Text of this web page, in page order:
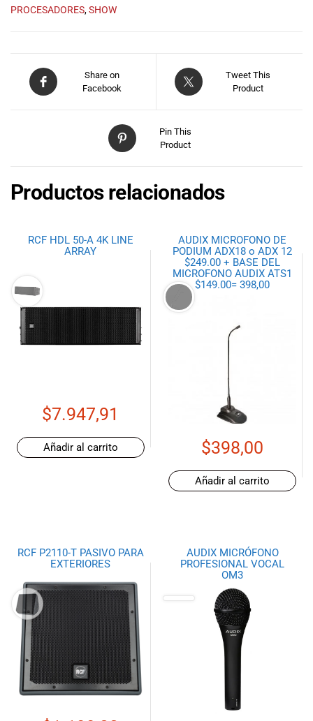
tu hogar.
Import Music
Ecuador!
PROCESADORES,SHOW
Share on
Facebook
Tweet This
Product
Pin This
Product
Productos relacionados
RCF HDL 50-A 4K LINE
ARRAY
$7.947,91
Añadir al carrito
AUDIX MICROFONO DE
PODIUM ADX18 o ADX 12
$249.00 + BASE DEL
MICROFONO AUDIX ATS1
$149.00= 398,00
$398,00
Añadir al carrito
RCF P2110-T PASIVO PARA
EXTERIORES
AUDIX MICRÓFONO
PROFESIONAL VOCAL
OM3